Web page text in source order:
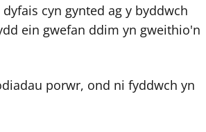
cyn gynted ag y byddwch
ein gwefan ddim yn gweithio'n
porwr, ond ni fyddwch yn